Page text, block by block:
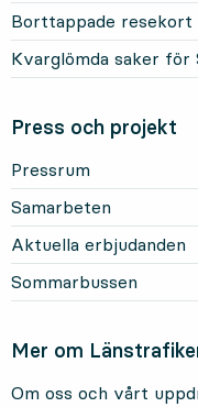
Borttappade resekort
Kvarglömda saker för
Press och projekt
Pressrum
Samarbeten
Aktuella erbjudanden
Sommarbussen
Mer om
Om oss och vårt